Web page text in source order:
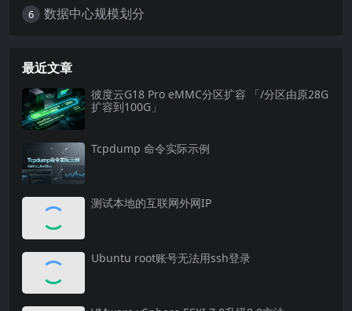
6 数据中心规模划分
最近文章
彼度云G18 Pro eMMC分区扩容 「/分区由原28G
扩容到100G」
Tcpdump 命令实际示例
测试本地的互联网外网IP
Ubuntu root账号无法用ssh登录